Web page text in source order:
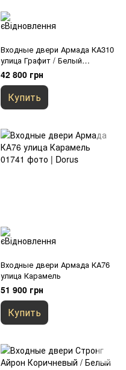
Входные двери Армада КА310
улица Графит / Белый
супермат
42 800 грн
Купить
Входные двери Армада КА76
улица Карамель
51 900 грн
Купить